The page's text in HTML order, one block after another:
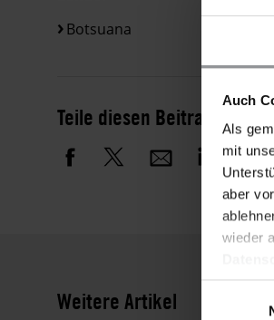
Auch
Als
mit
aber
wieder
Botsuana
Teile diesen Beitrag
Weitere Artikel